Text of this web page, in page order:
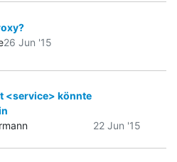
26 Jun '15
<service> könnte
22 Jun '15